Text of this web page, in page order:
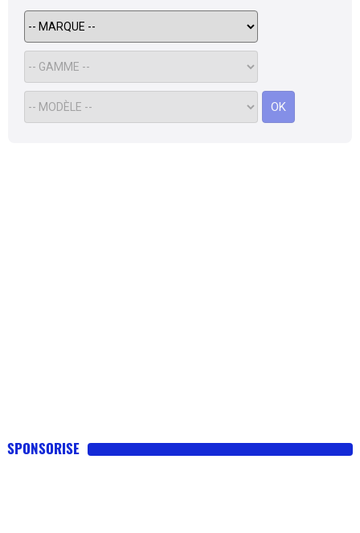
OK
SPONSORISE